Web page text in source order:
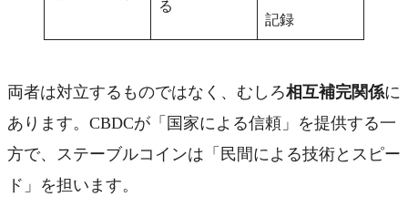
る
記録
両者は対立するものではなく、むしろ相互補完関係に
あります。CBDCが「国家による信頼」を提供する一
方で、ステーブルコインは「民間による技術とスピー
ド」を担います。